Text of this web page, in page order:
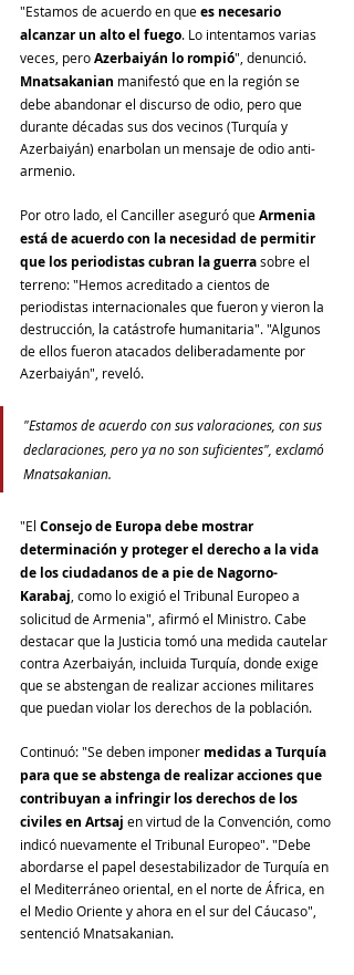
"Estamos de acuerdo en que es necesario
alcanzar un alto el fuego. Lo intentamos varias
veces, pero Azerbaiyán lo rompió", denunció.
Mnatsakanian manifestó que en la región se
debe abandonar el discurso de odio, pero que
durante décadas sus dos vecinos (Turquía y
Azerbaiyán) enarbolan un mensaje de odio anti-
armenio.
Por otro lado, el Canciller aseguró que Armenia
está de acuerdo con la necesidad de permitir
que los periodistas cubran la guerra sobre el
terreno: "Hemos acreditado a cientos de
periodistas internacionales que fueron y vieron la
destrucción, la catástrofe humanitaria". "Algunos
de ellos fueron atacados deliberadamente por
Azerbaiyán", reveló.
"Estamos de acuerdo con sus valoraciones, con sus
declaraciones, pero ya no son suficientes", exclamó
Mnatsakanian.
"El Consejo de Europa debe mostrar
determinación y proteger el derecho a la vida
de los ciudadanos de a pie de Nagorno-
Karabaj , como lo exigió el Tribunal Europeo a
solicitud de Armenia", afirmó el Ministro. Cabe
destacar que la Justicia tomó una medida cautelar
contra Azerbaiyán , incluida Turquía, donde exige
que se abstengan de realizar acciones militares
que puedan violar los derechos de la población.
Continuó: "Se deben imponer medidas a Turquía
para que se abstenga de realizar acciones que
contribuyan a infringir los derechos de los
civiles en Artsaj en virtud de la Convención, como
indicó nuevamente el Tribunal Europeo". "Debe
abordarse el papel desestabilizador de Turquía en
el Mediterráneo oriental, en el norte de África, en
el Medio Oriente y ahora en el sur del Cáucaso",
sentenció Mnatsakanian.